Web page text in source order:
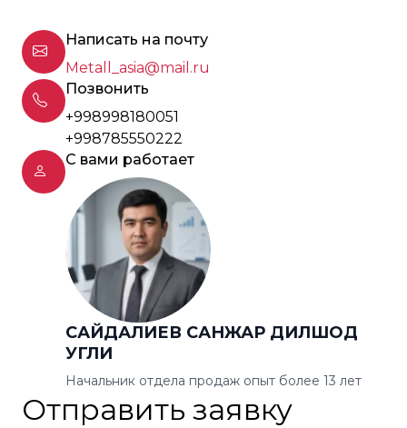
Написать на почту
Metall_asia@mail.ru
Позвонить
+998998180051
+998785550222
С вами работает
САЙДАЛИЕВ САНЖАР ДИЛШОД
УГЛИ
Начальник отдела продаж опыт более 13 лет
Отправить заявку